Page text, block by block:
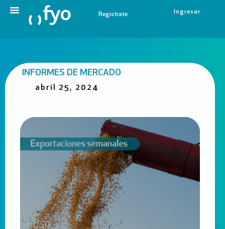
Registrate Ingresar
INFORMES DE MERCADO
abril 25, 2024